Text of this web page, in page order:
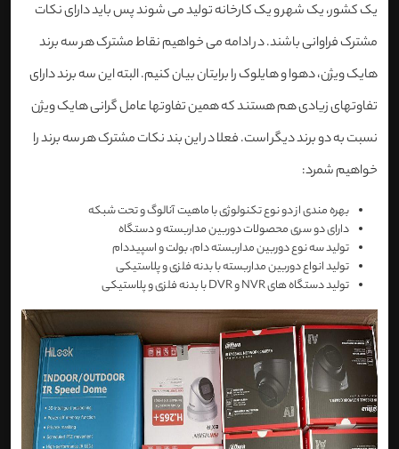
یک کشور، یک شهر و یک کارخانه تولید می شوند پس باید دارای نکات
مشترک فراوانی باشند. در ادامه می خواهیم نقاط مشترک هر سه برند
هایک ویژن، دهوا و هایلوک را برایتان بیان کنیم. البته این سه برند دارای
تفاوتهای زیادی هم هستند که همین تفاوتها عامل گرانی هایک ویژن
نسبت به دو برند دیگر است. فعلا در این بند نکات مشترک هر سه برند را
خواهیم شمرد:
بهره مندی از دو نوع تکنولوژی با ماهیت آنالوگ و تحت شبکه
دارای دو سری محصولات دوربین مداربسته و دستگاه
تولید سه نوع دوربین مداربسته دام، بولت و اسپیددام
تولید انواع دوربین مداربسته با بدنه فلزی و پلاستیکی
تولید دستگاه های NVR و DVR با بدنه فلزی و پلاستیکی